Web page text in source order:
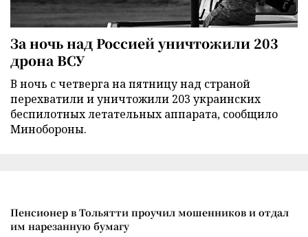
За ночь над Россией уничтожили 203
дрона ВСУ
В ночь с четверга на пятницу над страной
перехватили и уничтожили 203 украинских
беспилотных летательных аппарата, сообщило
Минобороны.
Пенсионер в Тольятти проучил мошенников и отдал
им нарезанную бумагу